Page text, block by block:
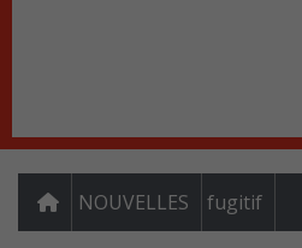
NOUVELLES fugitif